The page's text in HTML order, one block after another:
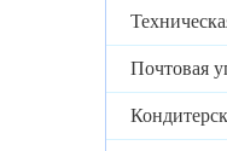
Почтовая